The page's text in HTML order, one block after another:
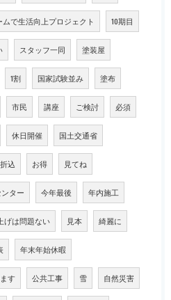
ムで生活向上プロジェクト 10期目
スタッフ一同 塗装屋
1割 国家試験並み 塗布
市民 講座 ご検討 必須
休日開催 国土交通省
折込 お得 見てね
ター 今年最後 年内施工
げは問題ない 見本 綺麗に
年末年始休暇
す 公共工事 雪 自然災害